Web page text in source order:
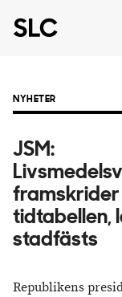
NYHETER
JSM:
framskrider
tidtabellen,
stadfästs
Republikens